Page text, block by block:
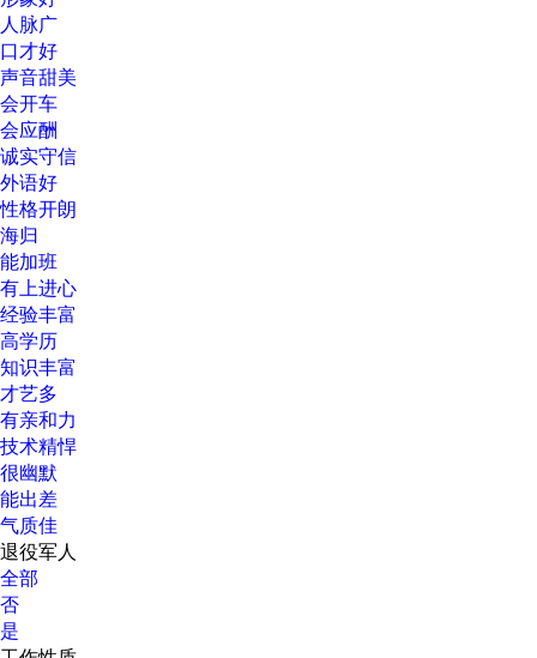
人脉广
口才好
声音甜美
会开车
会应酬
诚实守信
外语好
性格开朗
海归
能加班
有上进心
经验丰富
高学历
知识丰富
才艺多
有亲和力
技术精悍
很幽默
能出差
气质佳
退役军人
全部
否
是